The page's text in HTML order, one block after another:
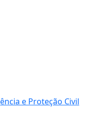
e Proteção Civil